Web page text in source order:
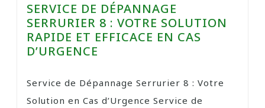
SERVICE DE DÉPANNAGE
SERRURIER 8 : VOTRE SOLUTION
RAPIDE ET EFFICACE EN CAS
D’URGENCE
Service de Dépannage Serrurier 8 : Votre
Solution en Cas d’Urgence Service de